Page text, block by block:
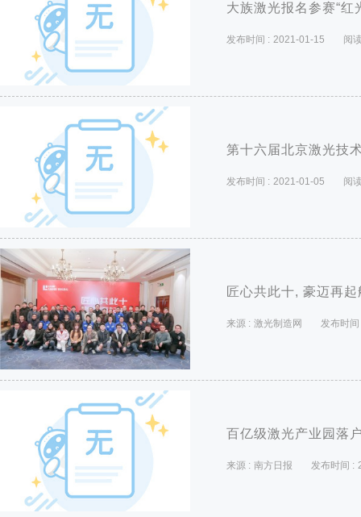
大族激光报名参赛“红
发布时间 : 2021-01-15 阅
第十六届北京激光技
发布时间 : 2021-01-05 阅
匠心共此十, 豪迈再
来源 : 激光制造网 发布时
百亿级激光产业园落
来源 : 南方日报 发布时间 :